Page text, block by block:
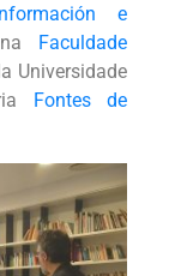
e
Faculdade
Universidade
Fontes de